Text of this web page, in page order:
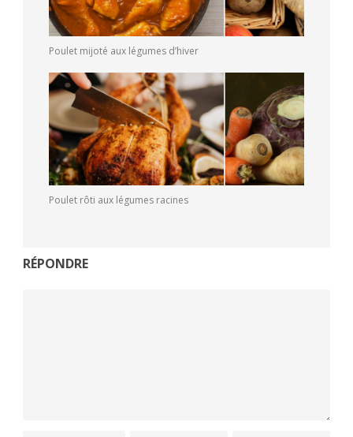
Poulet mijoté aux légumes d’hiver
Poulet rôti aux légumes racines
RÉPONDRE